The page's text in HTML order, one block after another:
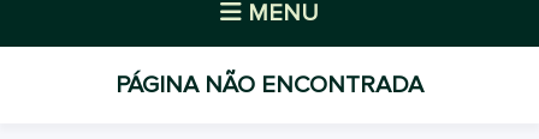
MENU
PÁGINA NÃO ENCONTRADA